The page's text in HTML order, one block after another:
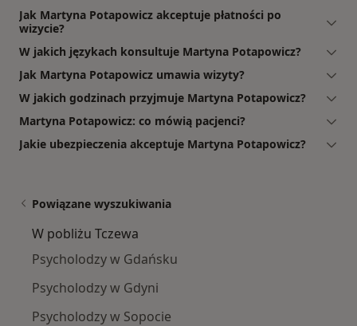
Jak Martyna Potapowicz akceptuje płatności po
wizycie?
W jakich językach konsultuje Martyna Potapowicz?
Jak Martyna Potapowicz umawia wizyty?
W jakich godzinach przyjmuje Martyna Potapowicz?
Martyna Potapowicz: co mówią pacjenci?
Jakie ubezpieczenia akceptuje Martyna Potapowicz?
Powiązane wyszukiwania
W pobliżu Tczewa
Psycholodzy w Gdańsku
Psycholodzy w Gdyni
Psycholodzy w Sopocie